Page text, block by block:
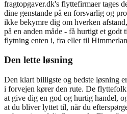
fragtopgaver.dk's flyttefirmaer tages
dine genstande på en forsvarlig og
ikke bekymre dig om hverken
på en anden måde - få hurtigt et
flytning enten i, fra eller til
Den lette løsning
Den klart billigste og bedste løsning
i forvejen kører den rute. De flyttefolk
at give dig en god og hurtig handel,
at du bliver lyttet til, når du